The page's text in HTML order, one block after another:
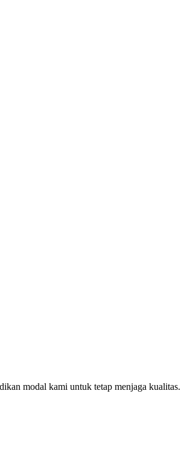
modal kami untuk tetap menjaga kualitas.